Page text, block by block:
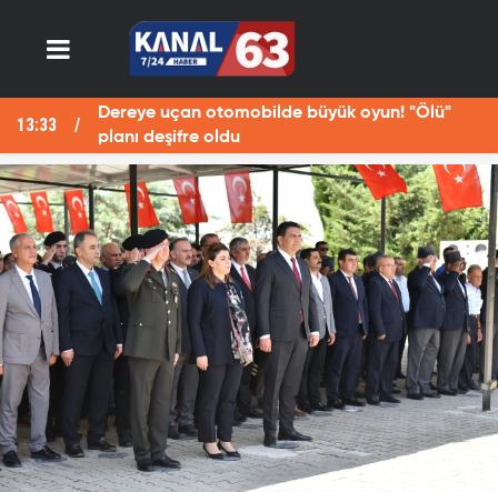
13:33
Dereye uçan otomobilde büyük oyun! "Ölü"
planı deşifre oldu